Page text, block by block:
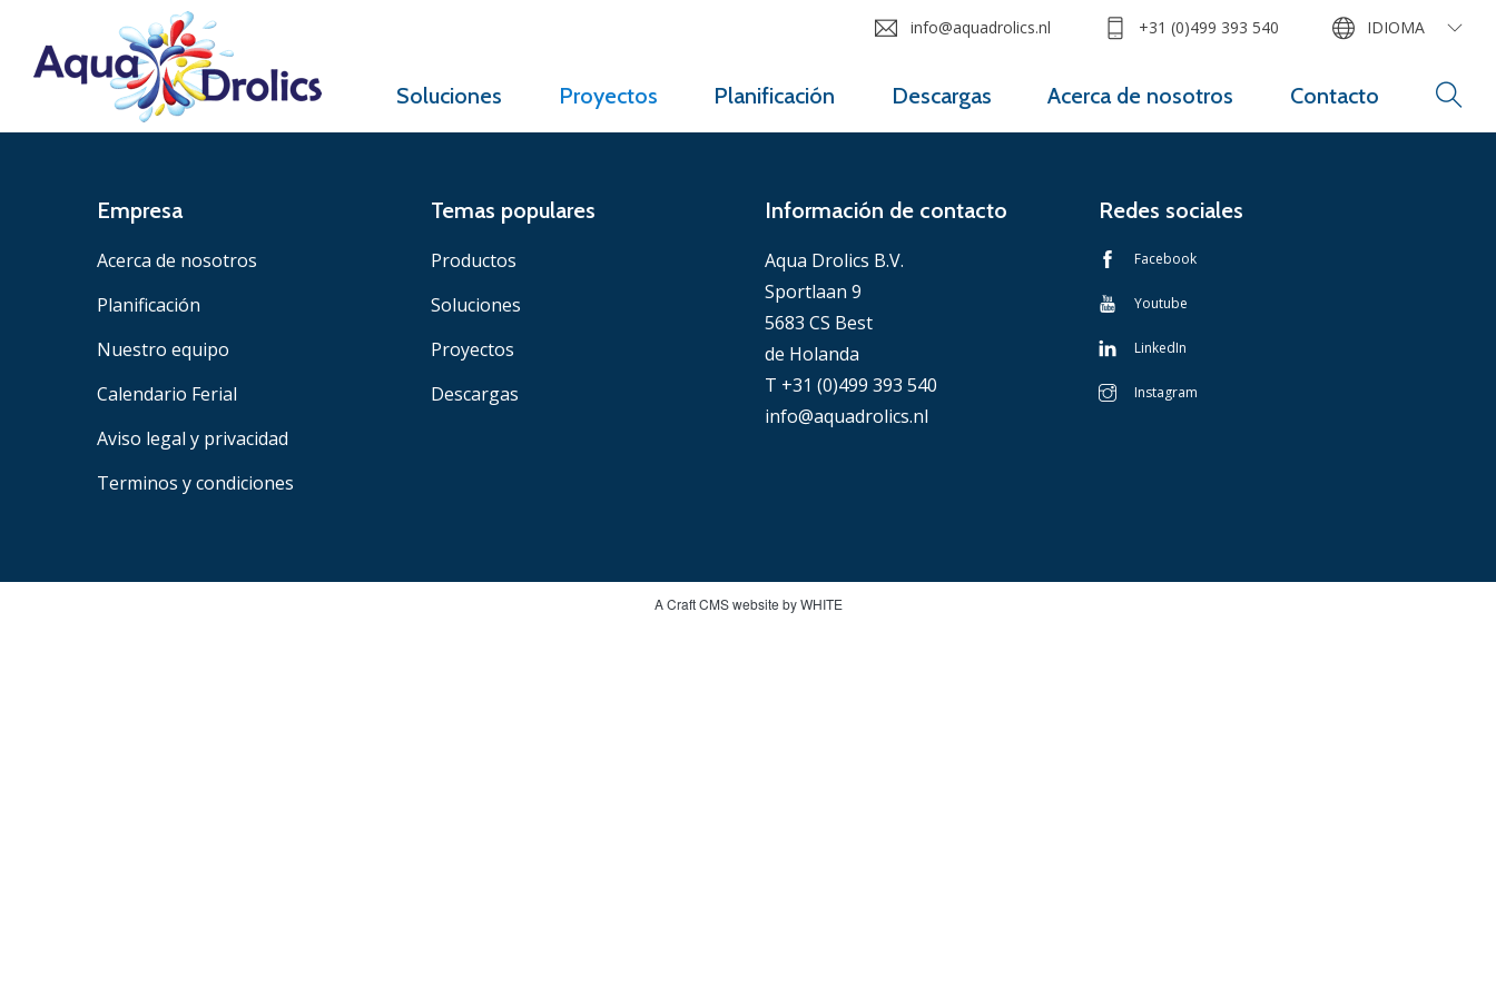
Soluciones Proyectos Planificación Descargas Acerca de nosotros Contacto
info@aquadrolics.nl +31 (0)499 393 540 IDIOMA
Empresa
Acerca de nosotros
Planificación
Nuestro equipo
Calendario Ferial
Aviso legal y privacidad
Terminos y condiciones
Temas populares
Productos
Soluciones
Proyectos
Descargas
Información de contacto
Aqua Drolics B.V.
Sportlaan 9
5683 CS Best
de Holanda
T +31 (0)499 393 540
info@aquadrolics.nl
Redes sociales
Facebook
Youtube
LinkedIn
Instagram
A Craft CMS website by WHITE